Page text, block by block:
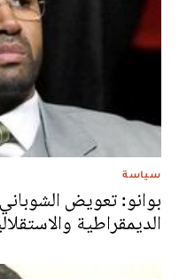
سياسة
بوانو: تعويض
الديمقراطية